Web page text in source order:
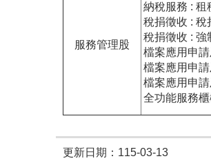
服務管理股
納稅服務 : 租
稅捐徵收 : 稅
稅捐徵收 : 強
檔案應用申
檔案應用申
檔案應用申
全功能服務
更新日期：115-03-13